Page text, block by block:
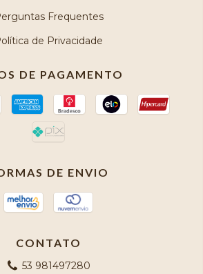
Frequentes
de Privacidade
DE PAGAMENTO
DE ENVIO
CONTATO
53 981497280